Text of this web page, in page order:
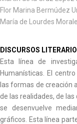
Flor Marina Bermúdez
María de Lourdes
DISCURSOS
Esta línea de
Humanísticas. El
las formas de creación
de las realidades, de
se desenvuelve
gráficos. Esta línea